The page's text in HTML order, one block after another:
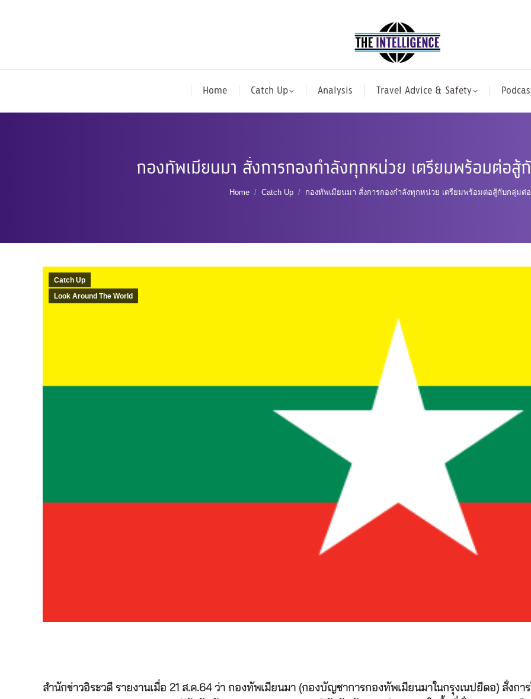
Home Catch Up Analysis Travel Advice & Safety
กองทัพเมียนมา สั่งการกองกำลังทุกหน่วย เตรียมพร้อมต่อสู้
You are here:
Home Catch Up กองทัพเมียนมา สั่งการกองกำลังทุกหน่วย เตรียมพร้อมต่อสู้กับกลุ่มต่
Catch Up
Look Around The World
สำนักข่าวอิระวดี รายงานเมื่อ 21 ส.ค.64 ว่า กองทัพเมียนมา (กองบัญชาการกองทัพเมียนมาในกรุงเนปยีดอ) สั่ง